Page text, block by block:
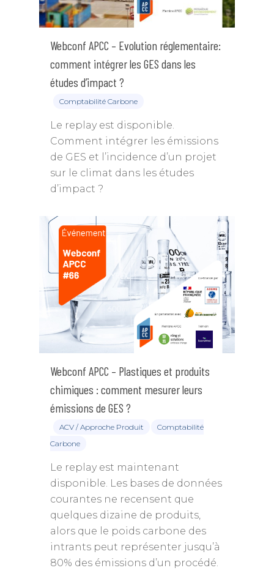
Webconf APCC – Evolution réglementaire:
comment intégrer les GES dans les
études d’impact ?
Comptabilité Carbone
Le replay est disponible.
Comment intégrer les émissions
de GES et l’incidence d’un projet
sur le climat dans les études
d’impact ?
Webconf APCC – Plastiques et produits
chimiques : comment mesurer leurs
émissions de GES ?
ACV / Approche Produit
Comptabilité
Carbone
Le replay est maintenant
disponible. Les bases de données
courantes ne recensent que
quelques dizaine de produits,
alors que le poids carbone des
intrants peut représenter jusqu’à
80% des émissions d’un procédé.